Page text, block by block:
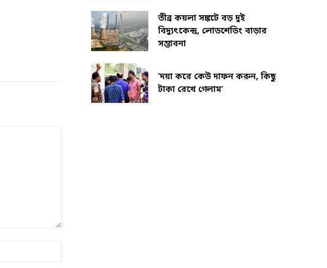
তীব্র কয়লা সঙ্কটে বড় দুই
বিদ্যুৎকেন্দ্র, লোডশেডিং বাড়ার
সম্ভাবনা
‘দয়া করে কেউ দাফন করুন, কিছু
টাকা রেখে গেলাম’